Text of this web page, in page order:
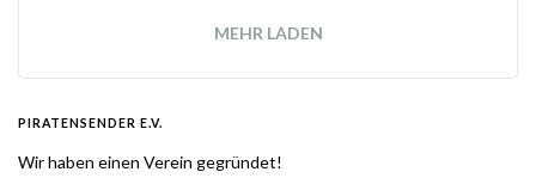
MEHR LADEN
PIRATENSENDER E.V.
Wir haben einen Verein gegründet!